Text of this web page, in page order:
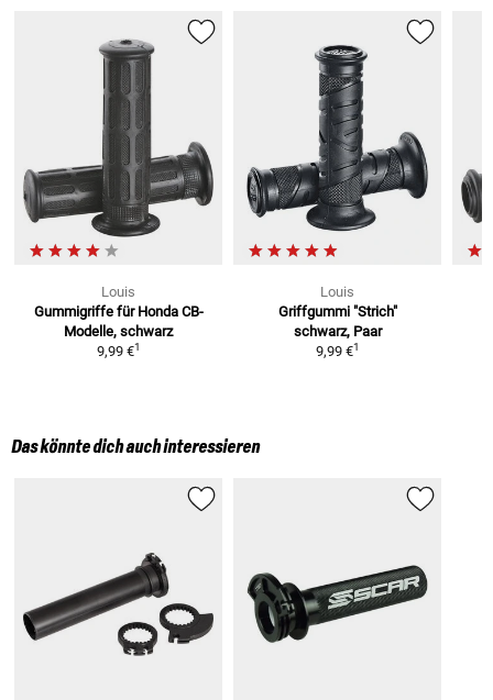
Louis
Gummigriffe für Honda CB-
Modelle, schwarz
9,99 €1
Louis
Griffgummi "Strich"
schwarz, Paar
9,99 €1
Das könnte dich auch interessieren